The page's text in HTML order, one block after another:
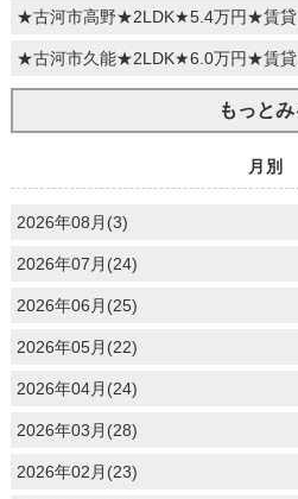
★古河市高野★2LDK★5.4万円★賃
★古河市久能★2LDK★6.0万円★賃
もっとみ
月別
2026年08月(3)
2026年07月(24)
2026年06月(25)
2026年05月(22)
2026年04月(24)
2026年03月(28)
2026年02月(23)